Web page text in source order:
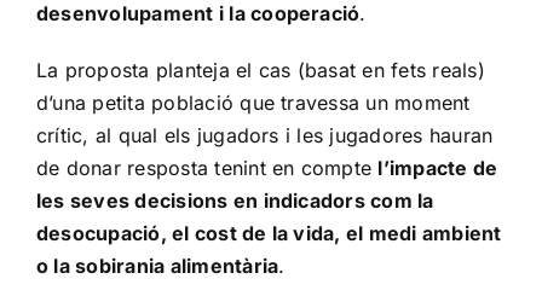
desenvolupament i la cooperació.
La proposta planteja el cas (basat en fets reals)
d’una petita població que travessa un moment
crític, al qual els jugadors i les jugadores hauran
de donar resposta tenint en compte l’impacte de
les seves decisions en indicadors com la
desocupació, el cost de la vida, el medi ambient
o la sobirania alimentària.